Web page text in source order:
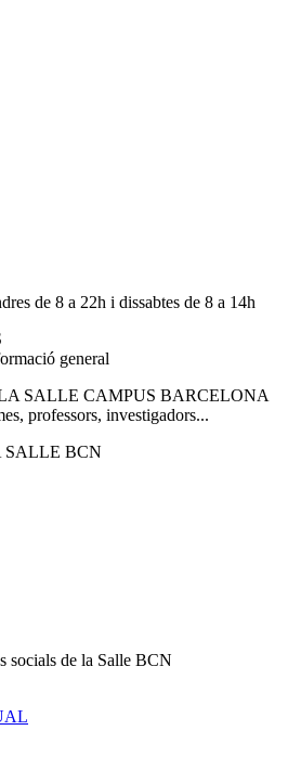
de 8 a 22h i dissabtes de 8 a 14h
general
SALLE CAMPUS BARCELONA
professors, investigadors...
SALLE BCN
socials de la Salle BCN